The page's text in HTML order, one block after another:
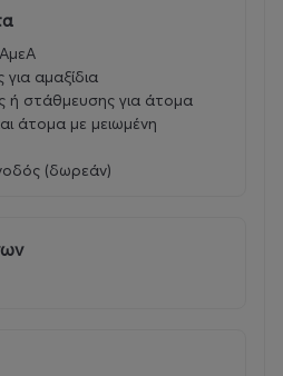
για αμαξίδια
ή στάθμευσης για άτομα
άτομα με μειωμένη
(δωρεάν)